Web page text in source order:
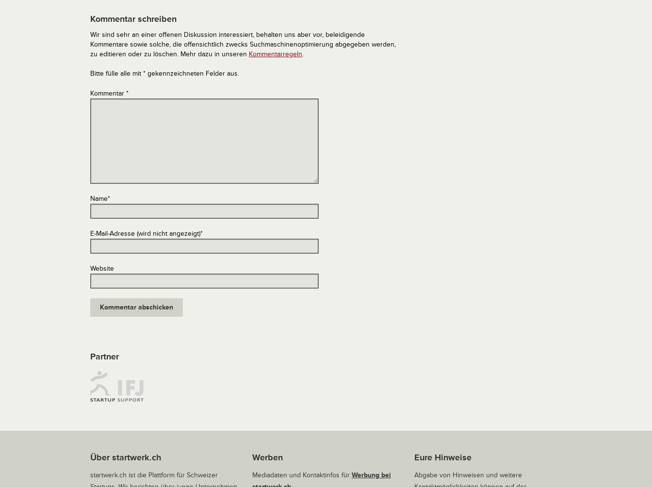
Kommentar schreiben
Wir sind sehr an einer offenen Diskussion interessiert, behalten uns aber vor, beleidigende
Kommentare sowie solche, die offensichtlich zwecks Suchmaschinenoptimierung abgegeben werden,
zu editieren oder zu löschen. Mehr dazu in unseren Kommentarregeln.
Bitte fülle alle mit * gekennzeichneten Felder aus.
Kommentar *
Name*
E-Mail-Adresse (wird nicht angezeigt)*
Website
Partner
Über startwerk.ch
startwerk.ch ist die Plattform für Schweizer
Werben
Mediadaten und Kontaktinfos für Werbung bei
Eure Hinweise
Abgabe von Hinweisen und weitere